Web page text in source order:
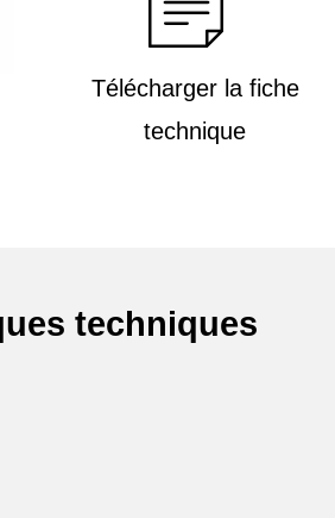
Télécharger la fiche
technique
techniques